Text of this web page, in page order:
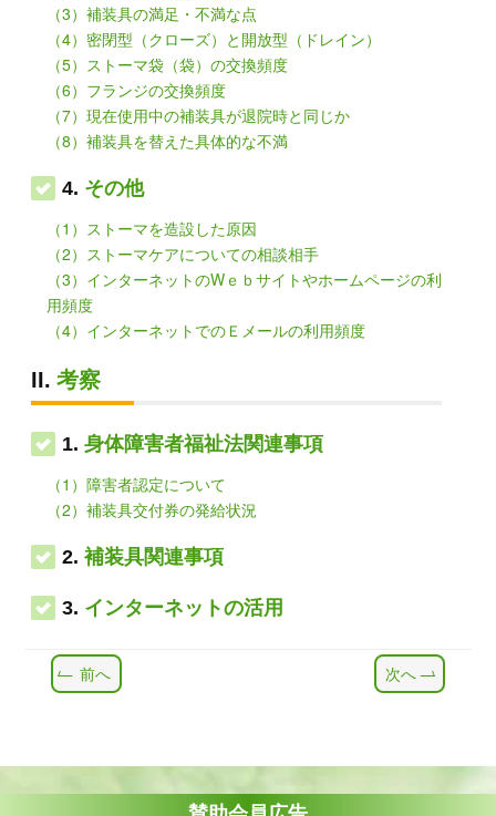
（3）補装具の満足・不満な点
（4）密閉型（クローズ）と開放型（ドレイン）
（5）ストーマ袋（袋）の交換頻度
（6）フランジの交換頻度
（7）現在使用中の補装具が退院時と同じか
（8）補装具を替えた具体的な不満
4. その他
（1）ストーマを造設した原因
（2）ストーマケアについての相談相手
（3）インターネットのWｅｂサイトやホームページの利
用頻度
（4）インターネットでのＥメールの利用頻度
II. 考察
1. 身体障害者福祉法関連事項
（1）障害者認定について
（2）補装具交付券の発給状況
2. 補装具関連事項
3. インターネットの活用
前へ 次へ